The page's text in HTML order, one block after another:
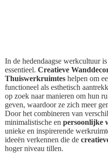
In de hedendaagse werkcultuur
essentieel. Creatieve
Thuiswerkruimtes helpen om
functioneel als esthetisch
op zoek naar manieren om hun
geven, waardoor ze zich meer
Door het combineren van
minimalistische en persoonlijke
unieke en inspirerende
ideeën verkennen die de
hoger niveau tillen.